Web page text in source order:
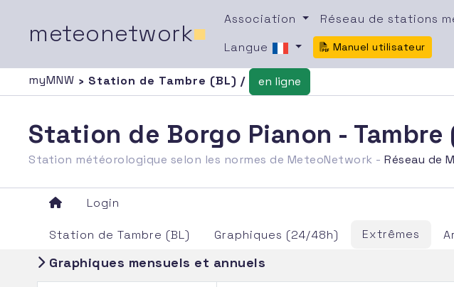
meteonetwork■
Association Réseau de stations
Langue
Manuel utilisateur
myMNW › Station de Tambre (BL) / en ligne
Station de Borgo Pianon - Tambre
Station météorologique selon les normes de MeteoNetwork -Réseau de
Login
Station de Tambre (BL) Graphiques (24/48h) Extrêmes
Graphiques mensuels et annuels